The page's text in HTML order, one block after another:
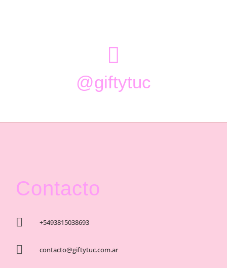

@giftytuc
Contacto
 +5493815038693
 contacto@giftytuc.com.ar